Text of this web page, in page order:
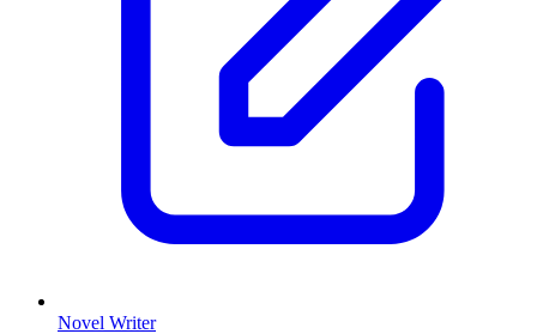
Novel Writer